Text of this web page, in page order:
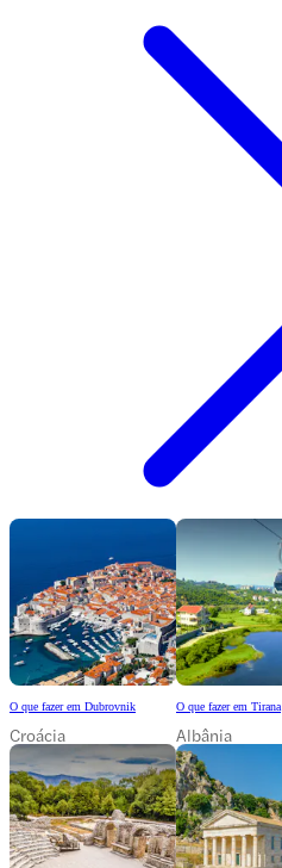
O que fazer em Dubrovnik
Croácia
O que fazer em Tirana
Albânia